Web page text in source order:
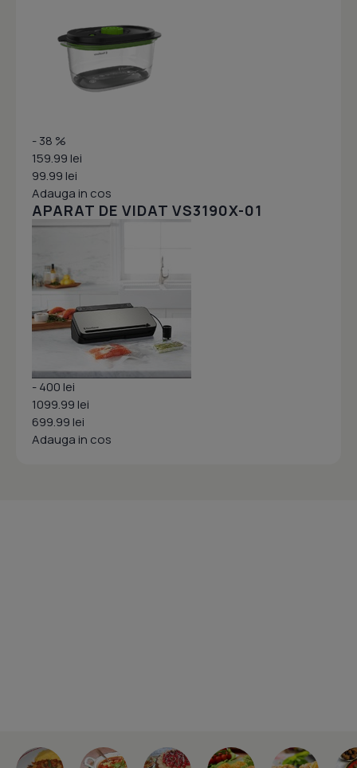
- 38 %
159.99 lei
99.99 lei
Adauga in cos
APARAT DE VIDAT VS3190X-01
- 400 lei
1099.99 lei
699.99 lei
Adauga in cos